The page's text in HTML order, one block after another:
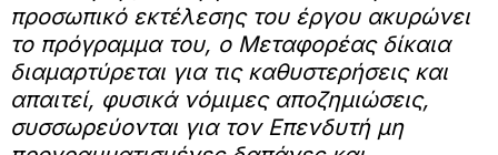
προσωπικό εκτέλεσης του έργου ακυρώνει
το πρόγραμμα του, ο Μεταφορέας δίκαια
διαμαρτύρεται για τις καθυστερήσεις και
απαιτεί, φυσικά νόμιμες αποζημιώσεις,
συσσωρεύονται για τον Επενδυτή μη